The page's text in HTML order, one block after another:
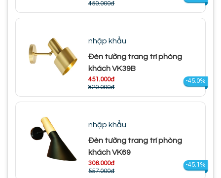
450.000đ
nhập khẩu
Đèn tường trang trí phòng
khách VK39B
451.000đ
820.000đ
-45.0%
nhập khẩu
Đèn tường trang trí phòng
khách VK69
306.000đ
557.000đ
-45.1%